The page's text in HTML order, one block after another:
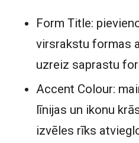
Form Title:
virsrakstu formas
uzreiz saprastu
Accent Colour:
līnijas un ikonu
izvēles rīks